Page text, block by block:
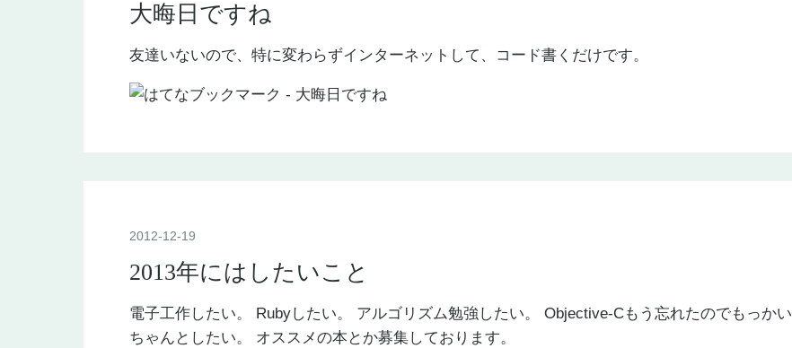
大晦日ですね
友達いないので、特に変わらずインターネットして、コード書くだけです。
2012-12-19
2013年にはしたいこと
電子工作したい。 Rubyしたい。 アルゴリズム勉強したい。 Objective-Cもう忘れたのでもっかい
ちゃんとしたい。 オススメの本とか募集しております。